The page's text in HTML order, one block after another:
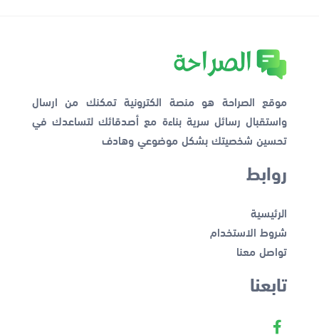
موقع الصراحة هو منصة الكترونية تمكنك من ارسال
واستقبال رسائل سرية بناءة مع أصدقائك لتساعدك في
تحسين شخصيتك بشكل موضوعي وهادف
روابط
الرئيسية
شروط الاستخدام
تواصل معنا
تابعنا